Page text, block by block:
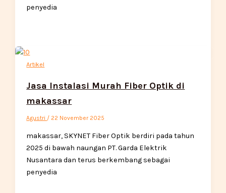
penyedia
Artikel
Jasa Instalasi Murah Fiber Optik di
makassar
Agustri / 22 November 2025
makassar, SKYNET Fiber Optik berdiri pada tahun
2025 di bawah naungan PT. Garda Elektrik
Nusantara dan terus berkembang sebagai
penyedia